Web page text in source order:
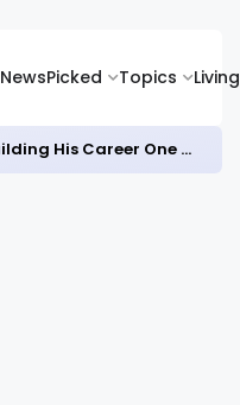
NewsPicked Topics Living
Animal Actor Davy Grewal Is Building His Career One Role at a Time- from Courtrooms to Cinema